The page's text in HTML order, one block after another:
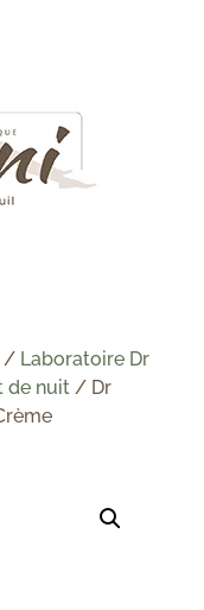
Laboratoire Dr
de nuit/ Dr